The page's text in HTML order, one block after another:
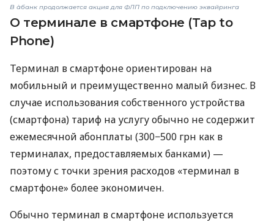
В àбанк продолжается акция для ФЛП по подключению эквайринга
О терминале в смартфоне (Tap to
Phone)
Терминал в смартфоне ориентирован на
мобильный и преимущественно малый бизнес. В
случае использования собственного устройства
(смартфона) тариф на услугу обычно не содержит
ежемесячной абонплаты (300−500 грн как в
терминалах, предоставляемых банками) —
поэтому с точки зрения расходов «терминал в
смартфоне» более экономичен.
Обычно терминал в смартфоне используется